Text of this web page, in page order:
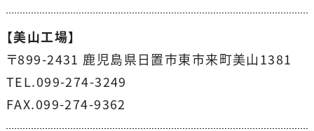
【美山工場】
〒899-2431 鹿児島県日置市東市来町美山1381
TEL.099-274-3249
FAX.099-274-9362